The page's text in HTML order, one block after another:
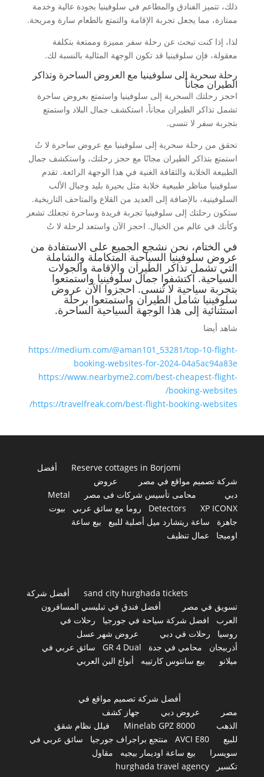
ذلك، تتميز الفنادق والمطاعم في سلوفينيا بجودة عالية وخدمة
ممتازة، مما يجعل تجربة الإقامة والتمتع بالطعام سارة ومريحة.
لذا، إذا كنت تبحث عن رحلة سفر مميزة وممتعة بتكلفة
معقولة، فإن سلوفينيا قد تكون الوجهة المثالية بالنسبة لك.
رحلة سحرية إلى سلوفينيا مع العروض الساحرة وتذاكر
الطيران مجاناً
احجز رحلتك السحرية إلى سلوفينيا واستمتع بعروض ساحرة
تشمل تذاكر الطيران مجاناً، استكشف جمال البلاد واستمتع
بتجربة سفر لا تنسى.
تحقق من رحلة سحرية إلى سلوفينيا مع عروض ساحرة لا تُ
استمتع بتذاكر الطيران مجانًا مع حجز رحلتك، واستكشف جمال
الطبيعة الخلابة والثقافة الغنية في هذا الوجهة الرائعة. تقدم
سلوفينيا مناظر طبيعية خلابة مثل بحيرة بليد وجبال الألب
السلوفينية، بالإضافة إلى العديد من القلاع والمتاحف التاريخية.
ستكون رحلتك إلى سلوفينيا تجربة فريدة وساحرة تجعلك تشعر
وكأنك في عالم من الخيال. احجز الآن واستعد لرحلة لا تُ
في الختام، نحن نشجع الجميع على الاستفادة من
عروض سلوفينيا السياحية المتكاملة والشاملة
التي تشمل تذاكر الطيران والإقامة والجولات
السياحية. اكتشفوا جمال سلوفينيا واستمتعوا
بتجربة سياحية لا تُنسى. احجزوا الآن عروض
سلوفينيا شامل الطيران واستمتعوا برحلة
استثنائية إلى هذا الوجهة السياحية الساحرة.
شاهد أيضا
https://medium.com/@aman101_53281/top-10-flight-
booking-websites-for-2024-04a5ac94a83e
https://www.nearbyme2.com/best-cheapest-flight-
booking-websites/
https://travelfreak.com/best-flight-booking-websites/
Reserve cottages in Borjomi
أفضل
شركة تصميم مواقع في مصر
عروض
دبي
محامى تأسيس شركات فى مصر
Metal
Detectors
XP ICONX روما مع سائق عربي
بيوت
جاهزة
ساعة ريتشارد ميل أصلية للبيع
بيع ساعة
اوميجا
عمال تنظيف
sand city hurghada tickets
أفضل شركة
تسويق في مصر
أفضل فندق في تبليسي المسافرون
العرب
افضل شركة سياحة في جورجيا
رحلات في
روسيا
رحلات في دبي
عروض شهر عسل
أذربيجان
محامي في جدة GR 4 Dual
سائق عربي في
ميلانو
بيع سانتوس كارتييه أنواع البن العربي
أفضل شركة تصميم مواقع في
مصر
عروض دبي
جهاز كشف
الذهب
Minelab GPZ 8000
فيلل نظام شقق
للبيع
AVCI E80 منتجع براجراف جورجيا
سائق عربي في
سويسرا
بيع ساعة اوديمار بيجيه
مقاول
تكسير
hurghada travel agency